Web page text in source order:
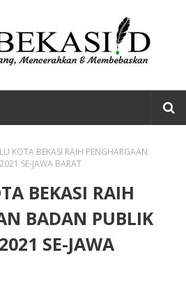
KOTA BEKASI RAIH PENGHARGAAN
SE-JAWA BARAT
BEKASI RAIH
BADAN PUBLIK
SE-JAWA